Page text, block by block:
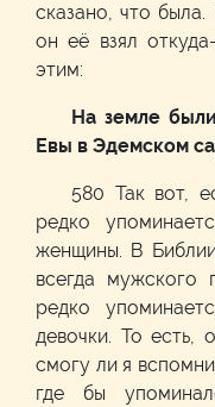
сказано, что
он её взял
этим:
На земле
Евы в Эдемском
580 Так вот,
редко
женщины. В
всегда
редко
девочки. То есть,
смогу ли я
где бы